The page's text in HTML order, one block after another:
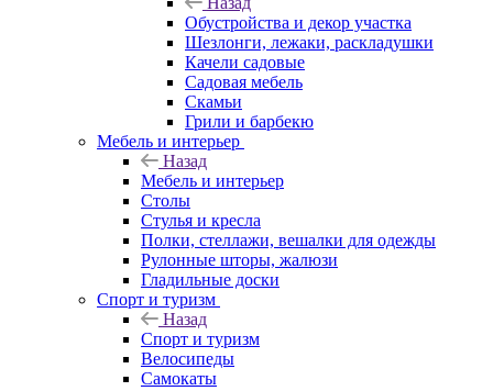
Обустройства и декор участка
Шезлонги, лежаки, раскладушки
Качели садовые
Садовая мебель
Скамьи
Грили и барбекю
Мебель и интерьер
Назад
Мебель и интерьер
Столы
Стулья и кресла
Полки, стеллажи, вешалки для одежды
Рулонные шторы, жалюзи
Гладильные доски
Спорт и туризм
Назад
Спорт и туризм
Велосипеды
Самокаты